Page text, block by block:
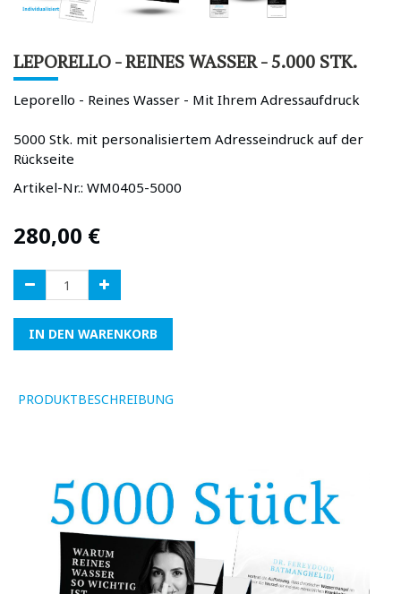
LEPORELLO - REINES WASSER - 5.000 STK.
Leporello - Reines Wasser - Mit Ihrem Adressaufdruck
5000 Stk. mit personalisiertem Adresseindruck auf der
Rückseite
Artikel-Nr.: WM0405-5000
280,00 €
IN DEN WARENKORB
PRODUKTBESCHREIBUNG